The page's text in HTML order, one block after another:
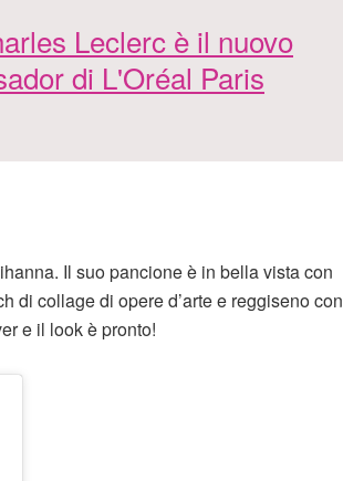
Leclerc è il nuovo
di L'Oréal Paris
Il suo pancione è in bella vista con
di collage di opere d’arte e reggiseno con
e il look è pronto!